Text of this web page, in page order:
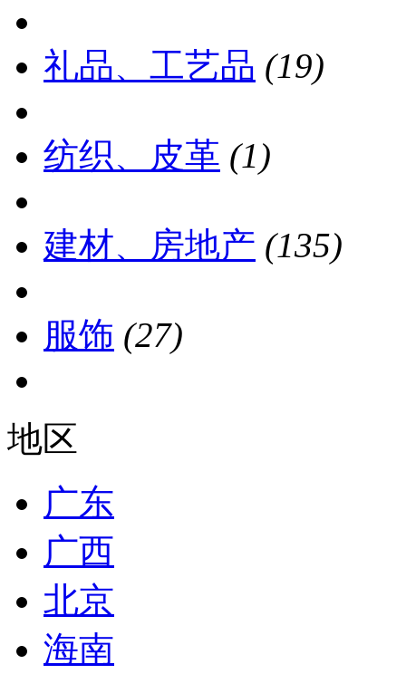
礼品、工艺品 (19)
纺织、皮革 (1)
建材、房地产 (135)
服饰 (27)
地区
广东
广西
北京
海南